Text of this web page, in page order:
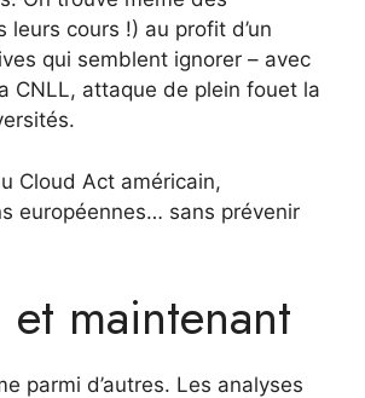
cours !) au profit d’un
qui semblent ignorer – avec
CNLL, attaque de plein fouet la
Cloud Act américain,
européennes… sans prévenir
maintenant
parmi d’autres. Les analyses